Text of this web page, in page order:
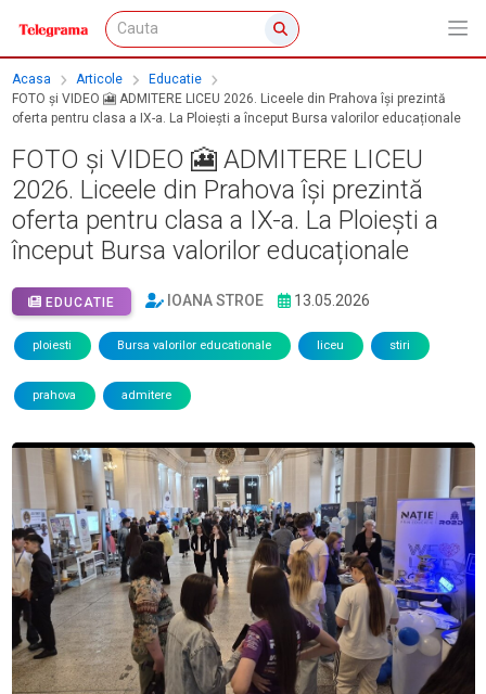
Acasa Articole
Educatie
FOTO și VIDEO 🎦 ADMITERE LICEU 2026. Liceele din Prahova își prezintă
oferta pentru clasa a IX-a. La Ploiești a început Bursa valorilor educaționale
FOTO și VIDEO 🎦 ADMITERE LICEU
2026. Liceele din Prahova își prezintă
oferta pentru clasa a IX-a. La Ploiești a
început Bursa valorilor educaționale
EDUCATIE IOANA STROE 13.05.2026
ploiesti Bursa valorilor educationale liceu stiri
prahova admitere